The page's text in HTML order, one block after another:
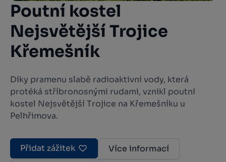
Poutní kostel
Nejsvětější Trojice
Křemešník
Díky pramenu slabě radioaktivní vody, která
protéká stříbronosnými rudami, vznikl poutní
kostel Nejsvětější Trojice na Křemešníku u
Pelhřimova.
Přidat zážitek
Více informací